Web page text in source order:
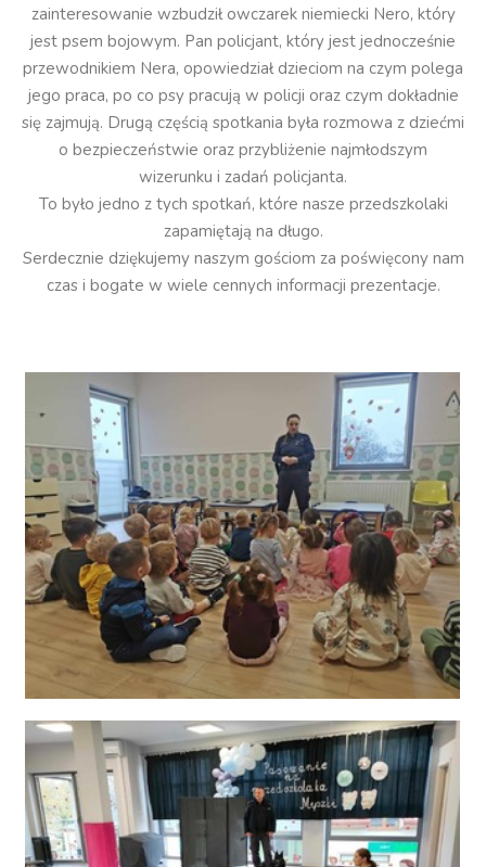
zainteresowanie wzbudził owczarek niemiecki Nero, który
jest psem bojowym. Pan policjant, który jest jednocześnie
przewodnikiem Nera, opowiedział dzieciom na czym polega
jego praca, po co psy pracują w policji oraz czym dokładnie
się zajmują. Drugą częścią spotkania była rozmowa z dziećmi
o bezpieczeństwie oraz przybliżenie najmłodszym
wizerunku i zadań policjanta.
To było jedno z tych spotkań, które nasze przedszkolaki
zapamiętają na długo.
Serdecznie dziękujemy naszym gościom za poświęcony nam
czas i bogate w wiele cennych informacji prezentacje.